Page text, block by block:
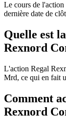
Le cours de
dernière date de
Quelle est
Rexnord
L'action Regal
Mrd, ce qui en fait
Comment
Rexnord